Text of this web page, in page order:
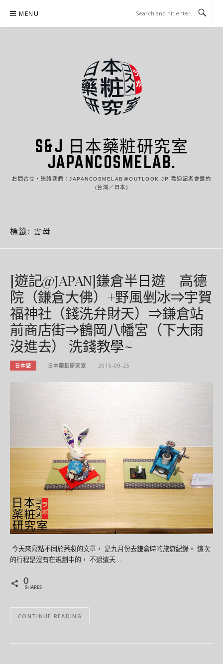
content
MENU
S&J 日本藥粧研究室
JAPANCOSMELAB.
お問合せ・連絡我們：JAPANCOSMELAB@OUTLOOK.JP 歡迎記者會邀約
(台灣／日本)
標籤: 雲母
[遊記@JAPAN]鎌倉半日遊 高德
院（鎌倉大佛）+野風剉冰⇒宇賀
福神社（錢洗弁財天）⇒鎌倉站
前商店街⇒鶴岡八幡宮（下大雨
沒進去） 洗錢教學~
日本遊 日本藥粧研究室 2015-09-25
今天來寫點不同於藥妝的文章， 是九月份去鎌倉時的旅遊紀錄。 這次
的行程是沒有在規劃中的， 不過這天…
0
SHARES
CONTINUE READING